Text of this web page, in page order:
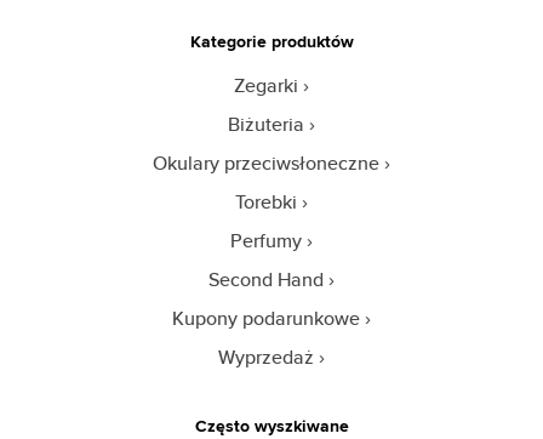
Kategorie produktów
Zegarki
Biżuteria
Okulary przeciwsłoneczne
Torebki
Perfumy
Second Hand
Kupony podarunkowe
Wyprzedaż
Często wyszkiwane